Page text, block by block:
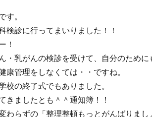
す。
検診に行ってまいりました！！
！
・乳がんの検診を受けて、自分のために
康管理をしなくては・・ですね。
校の終了式でもありました。
きましたとも＾＾通知簿！！
わらずの「整理整頓もっとがんばりまし